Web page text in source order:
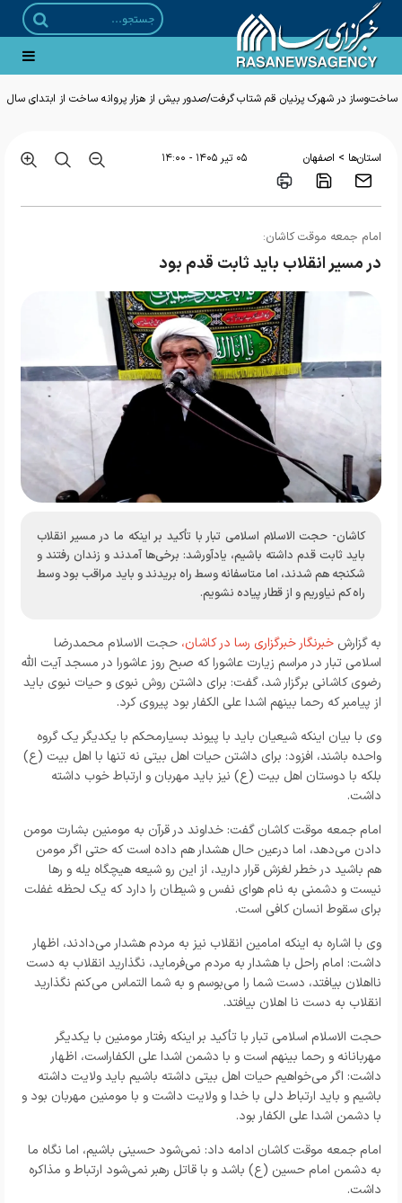
ساخت‌وساز در شهرک پرنیان قم شتاب گرفت/صدور بیش از هزار پروانه ساخت از ابتدای سال
استان‌ها > اصفهان ۰۵ تير ۱۴۰۵ - ۱۴:۰۰
امام جمعه موقت کاشان:
در مسیر انقلاب باید ثابت قدم بود
کاشان- حجت الاسلام اسلامی تبار با تأکید بر اینکه ما در مسیر انقلاب
باید ثابت قدم داشته باشیم، یادآورشد: برخی‌ها آمدند و زندان رفتند و
شکنجه هم شدند، اما متاسفانه وسط راه بریدند و باید مراقب بود وسط
راه کم نیاوریم و از قطار پیاده نشویم.
به گزارش خبرنگار خبرگزاری رسا در کاشان، حجت الاسلام محمدرضا
اسلامی تبار در مراسم زیارت عاشورا که صبح روز عاشورا در مسجد آیت الله
رضوی کاشانی برگزار شد، گفت: برای داشتن روش نبوی و حیات نبوی باید
از پیامبر که رحما بینهم اشدا علی الکفار بود پیروی کرد.
وی با بیان اینکه شیعیان باید با پیوند بسیارمحکم با یکدیگر یک گروه
واحده باشند، افزود: برای داشتن حیات اهل بیتی نه تنها با اهل بیت (ع)
بلکه با دوستان اهل بیت (ع) نیز باید مهربان و ارتباط خوب داشته
داشت.
امام جمعه موقت کاشان گفت: خداوند در قرآن به مومنین بشارت مومن
دادن می‌دهد، اما درعین حال هشدار هم داده است که حتی اگر مومن
هم باشید در خطر لغزش قرار دارید، از این رو شیعه هیچگاه یله و رها
نیست و دشمنی به نام هوای نفس و شیطان را دارد که یک لحظه غفلت
برای سقوط انسان کافی است.
وی با اشاره به اینکه امامین انقلاب نیز به مردم هشدار می‌دادند، اظهار
داشت: امام راحل با هشدار به مردم می‌فرماید، نگذارید انقلاب به دست
نااهلان بیافتد، دست شما را می‌بوسم و به شما التماس می‌کنم نگذارید
انقلاب به دست نا اهلان بیافتد.
حجت الاسلام اسلامی تبار با تأکید بر اینکه رفتار مومنین با یکدیگر
مهربانانه و رحما بینهم است و با دشمن اشدا علی الکفاراست، اظهار
داشت: اگر می‌خواهیم حیات اهل بیتی داشته باشیم باید ولایت داشته
باشیم و باید ارتباط دلی با خدا و ولایت داشت و با مومنین مهربان بود و
با دشمن اشدا علی الکفار بود.
امام جمعه موقت کاشان ادامه داد: نمی‌شود حسینی باشیم، اما نگاه ما
به دشمن امام حسین (ع) باشد و با قاتل رهبر نمی‌شود ارتباط و مذاکره
داشت.